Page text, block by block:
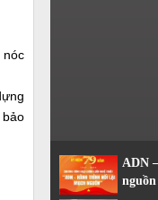
nóc
bảo
ADN
nguồn